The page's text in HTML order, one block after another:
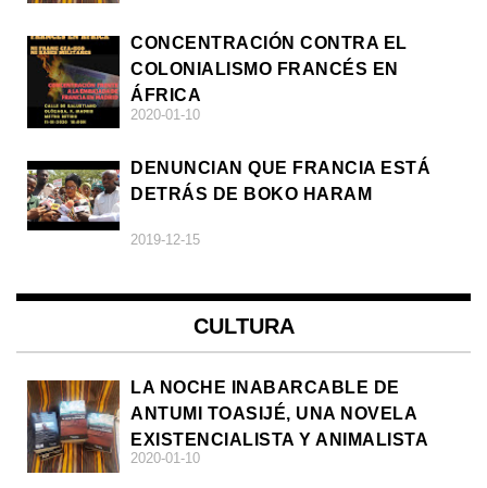
CONCENTRACIÓN CONTRA EL
COLONIALISMO FRANCÉS EN
ÁFRICA
2020-01-10
DENUNCIAN QUE FRANCIA ESTÁ
DETRÁS DE BOKO HARAM
2019-12-15
CULTURA
LA NOCHE INABARCABLE DE
ANTUMI TOASIJÉ, UNA NOVELA
EXISTENCIALISTA Y ANIMALISTA
2020-01-10